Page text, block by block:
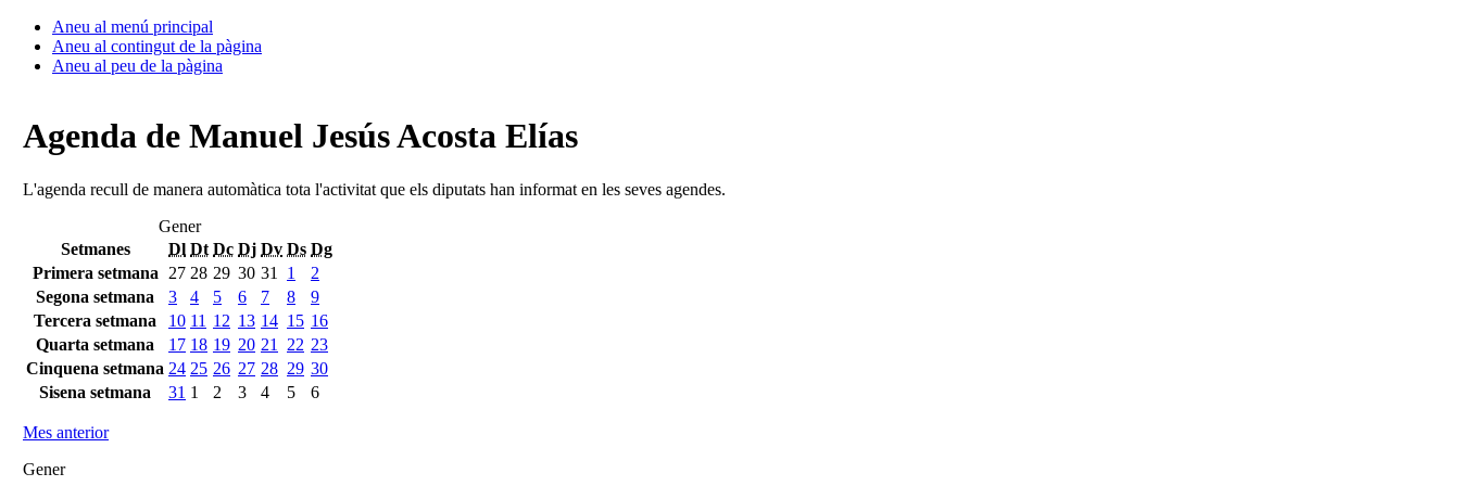
Aneu al menú principal
Aneu al contingut de la pàgina
Aneu al peu de la pàgina
Agenda de Manuel Jesús Acosta Elías
L'agenda recull de manera automàtica tota l'activitat que els diputats han informat en les seves agendes.
Gener
Setmanes
Dl Dt Dc Dj Dv Ds Dg
Primera setmana
27 28 29 30 31 1
2
Segona setmana
3 4 5 6 7 8
9
Tercera setmana
10 11 12 13 14 15 16
Quarta setmana
17 18 19 20 21 22 23
Cinquena setmana 24 25 26 27 28 29 30
Sisena setmana
31 1 2 3 4 5 6
Mes anterior
Gener